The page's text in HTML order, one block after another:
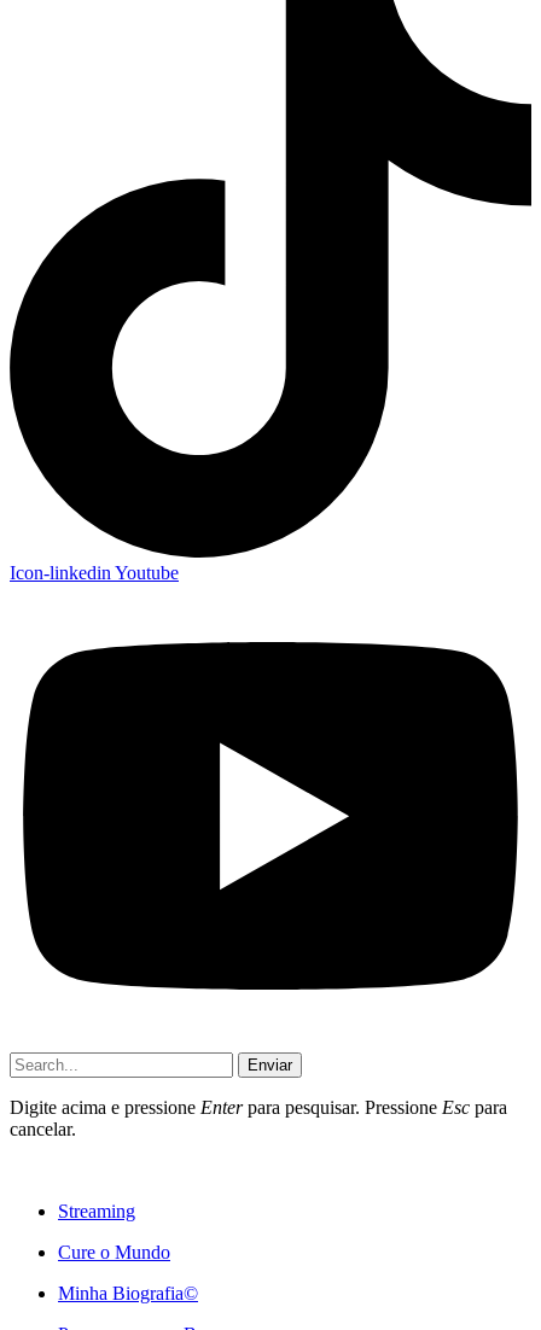
Icon-linkedin Youtube
Enviar
Digite acima e pressione Enterpara pesquisar. Pressione Esc para
cancelar.
Streaming
Cure o Mundo
Minha Biografia©